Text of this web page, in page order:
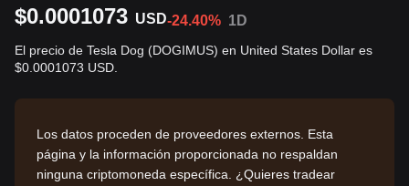
$0.0001073 USD-24.40% 1D
El precio de Tesla Dog (DOGIMUS) en United States Dollar es
$0.0001073 USD.
Los datos proceden de proveedores externos. Esta
página y la información proporcionada no respaldan
ninguna criptomoneda específica. ¿Quieres tradear